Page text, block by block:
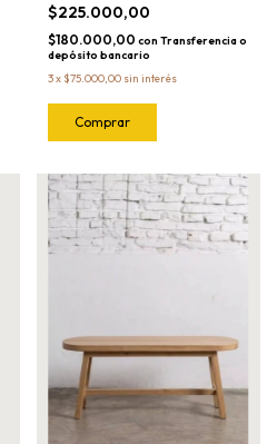
$225.000,00
$180.000,00 con Transferencia o
depósito bancario
3x $75.000,00 sin interés